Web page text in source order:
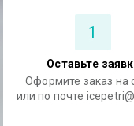
1
Оставьте
Оформите заказ на
или по почте